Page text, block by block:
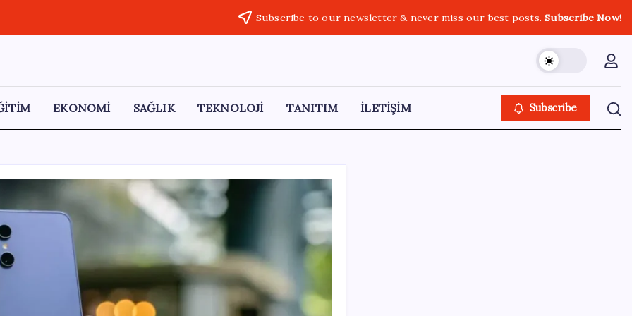
Subscribe to our newsletter & never miss our best posts.Subscribe Now!
EKONOMİ SAĞLIK TEKNOLOJİ TANITIM İLETİŞİM Subscribe